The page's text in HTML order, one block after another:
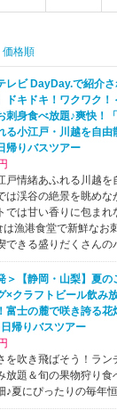
価格順
レビ DayDay.で紹介
ドキドキ！ワクワク
刺身食べ放題♪爽快！
る小江戸・川越を自由
帰りバスツアー
情緒あふれる川越を
は渓谷の絶景を眺め
では甘い香りに包ま
は漁港食堂で新鮮なお
できる盛りだくさん
＞【静岡・山梨】夏
×クラフトビール飲み
富士の麓で咲き誇る
帰りバスツアー
を吹き飛ばそう！ラ
放題＆旬の果物狩り食
♪夏にぴったりの毎年